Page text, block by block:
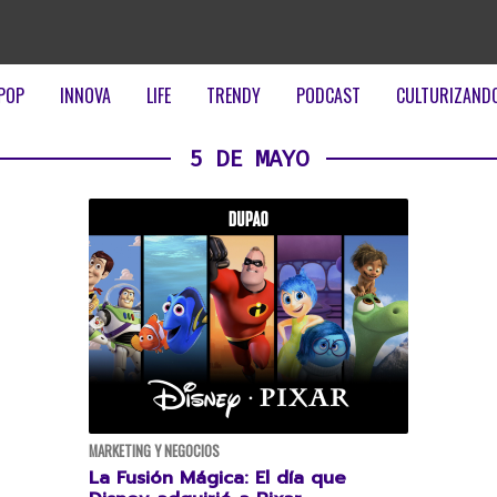
INNOVA LIFE TRENDY PODCAST
5 DE MAYO
MARKETING Y NEGOCIOS
La Fusión Mágica: El día que